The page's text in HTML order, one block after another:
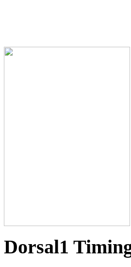
Dorsal1